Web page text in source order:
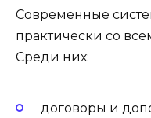
Современные
практически со
Среди них:
договоры и